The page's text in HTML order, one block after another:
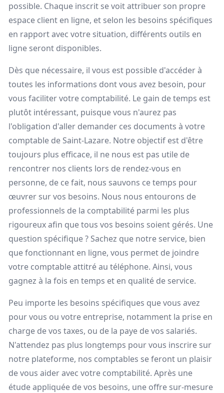
possible. Chaque inscrit se voit attribuer son propre
espace client en ligne, et selon les besoins spécifiques
en rapport avec votre situation, différents outils en
ligne seront disponibles.
Dès que nécessaire, il vous est possible d'accéder à
toutes les informations dont vous avez besoin, pour
vous faciliter votre comptabilité. Le gain de temps est
plutôt intéressant, puisque vous n'aurez pas
l'obligation d'aller demander ces documents à votre
comptable de Saint-Lazare. Notre objectif est d'être
toujours plus efficace, il ne nous est pas utile de
rencontrer nos clients lors de rendez-vous en
personne, de ce fait, nous sauvons ce temps pour
œuvrer sur vos besoins. Nous nous entourons de
professionnels de la comptabilité parmi les plus
rigoureux afin que tous vos besoins soient gérés. Une
question spécifique ? Sachez que notre service, bien
que fonctionnant en ligne, vous permet de joindre
votre comptable attitré au téléphone. Ainsi, vous
gagnez à la fois en temps et en qualité de service.
Peu importe les besoins spécifiques que vous avez
pour vous ou votre entreprise, notamment la prise en
charge de vos taxes, ou de la paye de vos salariés.
N'attendez pas plus longtemps pour vous inscrire sur
notre plateforme, nos comptables se feront un plaisir
de vous aider avec votre comptabilité. Après une
étude appliquée de vos besoins, une offre sur-mesure